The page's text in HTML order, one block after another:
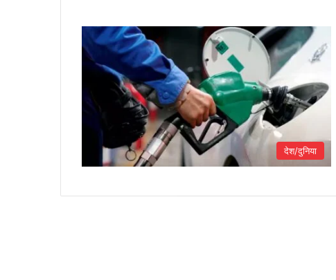
देश/दुनिया